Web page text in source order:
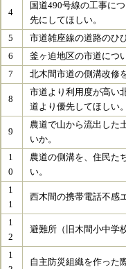
4
国道490号線の工事に
先にしてほしい。
5
市道雑座線の道路のひ
6
釜ヶ迫地区の市道につ
7
北木間市道の側溝改修
8
市道より利用度が高い
道より優先してほしい。
9
農道で山から流出した
いか。
1
0
農道の側溝を、住民た
い。
1
1
西木間の携帯電話不感
1
2
避難所（旧木間小中学
1
自主防災組織を作った